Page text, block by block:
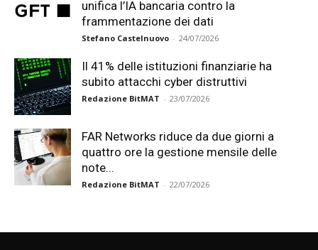
unifica l’IA bancaria contro la
frammentazione dei dati
Stefano Castelnuovo - 24/07/2026
Il 41% delle istituzioni finanziarie ha
subito attacchi cyber distruttivi
Redazione BitMAT - 23/07/2026
FAR Networks riduce da due giorni a
quattro ore la gestione mensile delle
note...
Redazione BitMAT - 22/07/2026